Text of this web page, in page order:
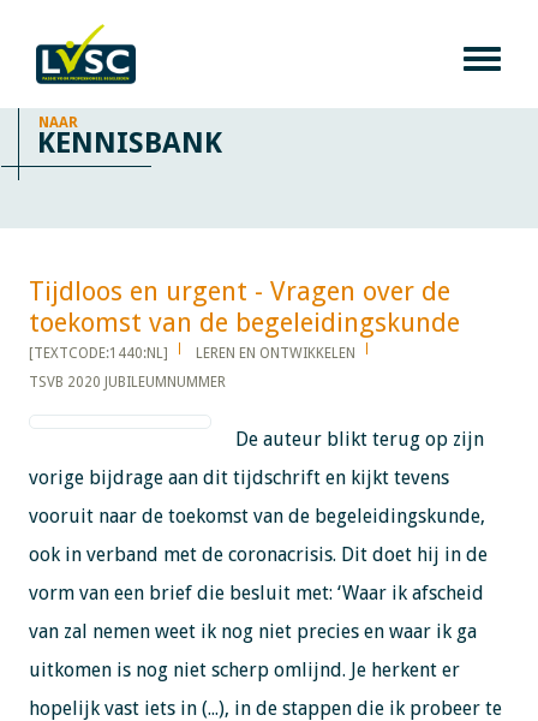
NAAR
KENNISBANK
Tijdloos en urgent - Vragen over de
toekomst van de begeleidingskunde​​​​​​
[TEXTCODE:1440:NL]
LEREN EN ONTWIKKELEN
TSVB 2020 JUBILEUMNUMMER
De auteur blikt terug op zijn
vorige bijdrage aan dit tijdschrift en kijkt tevens
vooruit naar de toekomst van de begeleidingskunde,
ook in verband met de coronacrisis. Dit doet hij in de
vorm van een brief die besluit met: ‘Waar ik afscheid
van zal nemen weet ik nog niet precies en waar ik ga
uitkomen is nog niet scherp omlijnd. Je herkent er
hopelijk vast iets in (...), in de stappen die ik probeer te